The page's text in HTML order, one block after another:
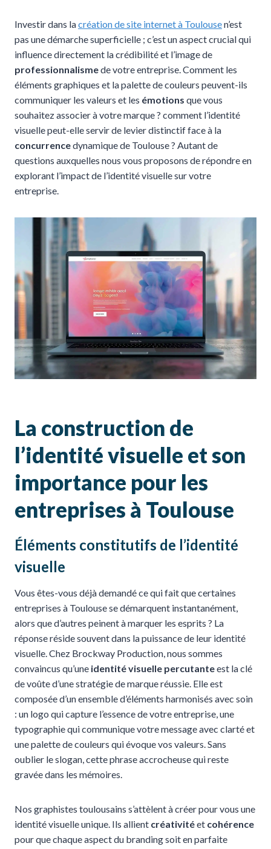
Investir dans lacréation de site internet à Toulousen’est
pas une démarche superficielle ; c’est un aspect crucial qui
influence directement la crédibilité et l’image de
professionnalismede votre entreprise. Comment les
éléments graphiques et la palette de couleurs peuvent-ils
communiquer les valeurs et les émotions que vous
souhaitez associer à votre marque ? comment l’identité
visuelle peut-elle servir de levier distinctif face à la
concurrencedynamique de Toulouse ? Autant de
questions auxquelles nous vous proposons de répondre en
explorant l’impact de l’identité visuelle sur votre
entreprise.
La construction de
l’identité visuelle et son
importance pour les
entreprises à Toulouse
Éléments constitutifs de l’identité
visuelle
Vous êtes-vous déjà demandé ce qui fait que certaines
entreprises à Toulouse se démarquent instantanément,
alors que d’autres peinent à marquer les esprits ? La
réponse réside souvent dans la puissance de leur identité
visuelle. Chez Brockway Production, nous sommes
convaincus qu’une identité visuelle percutanteest la clé
de voûte d’une stratégie de marque réussie. Elle est
composée d’un ensemble d’éléments harmonisés avec soin
: un logo qui capture l’essence de votre entreprise, une
typographie qui communique votre message avec clarté et
une palette de couleurs qui évoque vos valeurs. Sans
oublier le slogan, cette phrase accrocheuse qui reste
gravée dans les mémoires.
Nos graphistes toulousains s’attèlent à créer pour vous une
identité visuelle unique. Ils allient créativitéet cohérence
pour que chaque aspect du branding soit en parfaite